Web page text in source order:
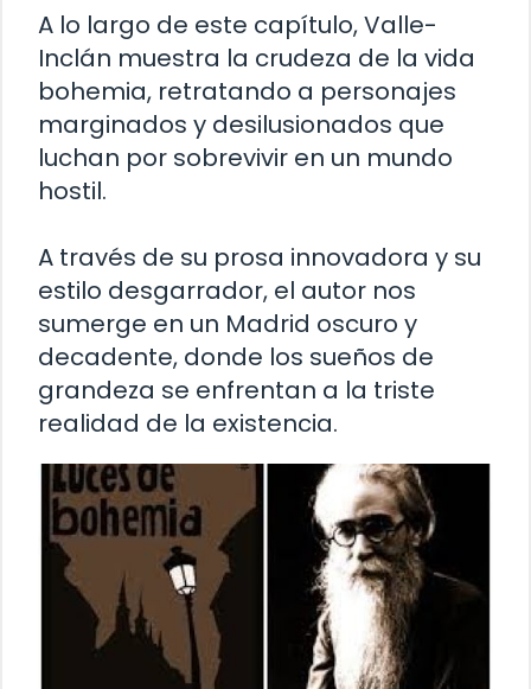
A lo largo de este capítulo, Valle-
Inclán muestra la crudeza de la vida
bohemia, retratando a personajes
marginados y desilusionados que
luchan por sobrevivir en un mundo
hostil.
A través de su prosa innovadora y su
estilo desgarrador, el autor nos
sumerge en un Madrid oscuro y
decadente, donde los sueños de
grandeza se enfrentan a la triste
realidad de la existencia.